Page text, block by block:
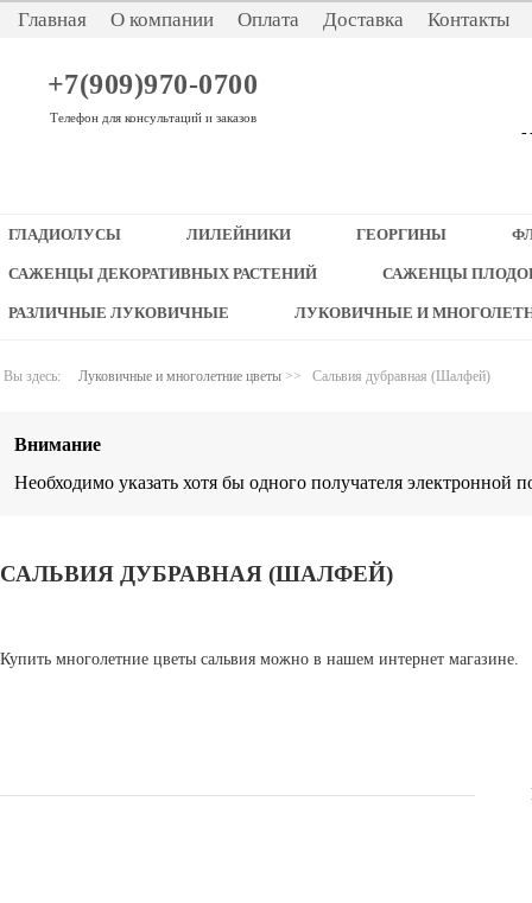
Главная О компании Оплата Доставка Контакты
+7(909)970-0700
Телефон для консультаций и заказов
ГЛАДИОЛУСЫ ЛИЛЕЙНИКИ ГЕОРГИНЫ
САЖЕНЦЫ ДЕКОРАТИВНЫХ РАСТЕНИЙ САЖЕНЦЫ
РАЗЛИЧНЫЕ ЛУКОВИЧНЫЕ ЛУКОВИЧНЫЕ И
Вы здесь: Луковичные и многолетние цветы >> Сальвия дубравная (Шалфей)
Внимание
Необходимо указать хотя бы одного получателя электронной
САЛЬВИЯ ДУБРАВНАЯ (ШАЛФЕЙ)
Купить многолетние цветы сальвия можно в нашем интернет магазине.